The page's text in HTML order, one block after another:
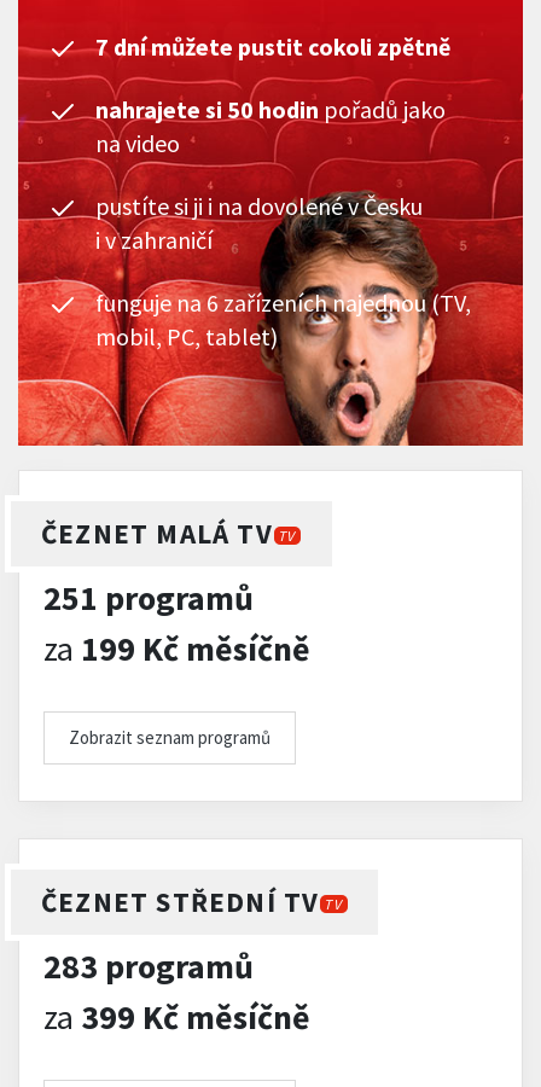
7 dní můžete pustit cokoli zpětně
nahrajete si 50 hodin pořadů jako
na video
pustíte si ji i na dovolené v Česku
i v zahraničí
funguje na 6 zařízeních najednou (TV,
mobil, PC, tablet)
ČEZNET MALÁ TV TV
251 programů
za 199 Kč měsíčně
Zobrazit seznam programů
ČEZNET STŘEDNÍ TV TV
283 programů
za 399 Kč měsíčně